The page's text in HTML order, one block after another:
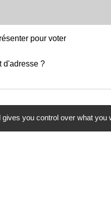
pour voter
d'adresse ?
you control over what you